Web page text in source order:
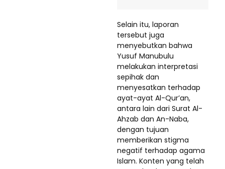
Selain itu, laporan
tersebut juga
menyebutkan bahwa
Yusuf Manubulu
melakukan interpretasi
sepihak dan
menyesatkan terhadap
ayat-ayat Al-Qur’an,
antara lain dari Surat Al-
Ahzab dan An-Naba,
dengan tujuan
memberikan stigma
negatif terhadap agama
Islam. Konten yang telah